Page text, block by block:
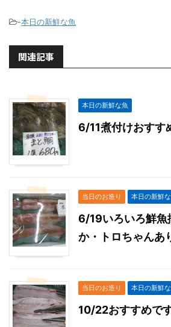
-本日の新鮮な魚
関連記事
本日の新鮮な魚
6/11煮付けおすす
当日のお造り 本日の新鮮
6/19いろいろ鮮魚
か・トロちゃんあ
当日のお造り 本日の新鮮
10/22おすすめです